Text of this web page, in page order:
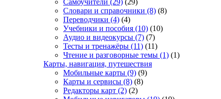
Словари и справочники (8) (8)
Переводчики (4) (4)
Учебники и пособия (10) (10)
Аудио и видеокурсы (7) (7)
Тесты и тренажёры (11) (11)
Чтение и разговорные темы (1) (1)
Карты, навигация, путешествия
Мобильные карты (9) (9)
Карты и сервисы (8) (8)
Редакторы карт (2) (2)